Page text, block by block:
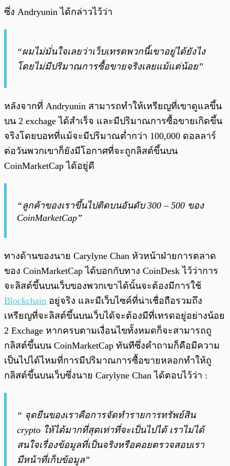
ซึ่ง Andryunin ได้กล่าวไว้ว่า
“ผมไม่มั่นใจเลยว่าเว็บเทรดพวกนี้เขาอยู่ได้ยังไง
โดยไม่มีปริมาณการซื้อขายจริงเลยแม้แต่น้อย”
หลังจากที่ Andryunin สามารถทำให้เหรียญที่เขาดูแลขึ้น
บน 2 exchage ได้สำเร็จ และมีปริมาณการซื้อขายเกิดขึ้น
จริงโดยบอทที่แม้จะมีปริมาณต่ำกว่า 100,000 ดอลลาร์
ต่อวันพวกเขาก็ยังมีโอกาศที่จะถูกลิสต์ขึ้นบน
CoinMarketCap ได้อยู่ดี
“ลูกค้าของเราขึ้นไปติดบนอันดับ 300 – 500 ของ
CoinMarketCap”
ทางด้านของนาย Carylyne Chan หัวหน้าฝ่ายการตลาด
ของ CoinMarketCap ได้บอกกับทาง CoinDesk ไว้ว่าการ
จะลิสต์ขึ้นบนเว็บของพวกเขาได้นั้นจะต้องมีการใช้
Blockchain อยู่จริง และมีเว็บไซค์ที่น่าเชื่อถือรวมถึง
เหรียญที่จะลิสต์ขึ้นบนเว็บได้จะต้องมีที่เทรดอยู่อย่างน้อย
2 Exchage หากครบตามเงื่อนไขทั้งหมดก็จะสามารถถู
กลิสต์ขึ้นบน CoinMarketCap ทันทีซึ่งคำถามก็คือมีความ
เป็นไปได้ไหมที่การมีปริมาณการซื้อขายหลอกทำให้ถู
กลิสต์ขึ้นบนเว็บซึ่งนาย Carylyne Chan ได้ตอบไว้ว่า :
“ จุดยืนของเราคือการจัดทำรายการทรัพย์สิน
crypto ให้ได้มากที่สุดเท่าที่จะเป็นไปได้ เราไม่ได้
สนใจเรื่องข้อมูลที่เป็นจริงหรือคอยตรวจสอบเรา
มีหน้าที่เก็บข้อมูล”